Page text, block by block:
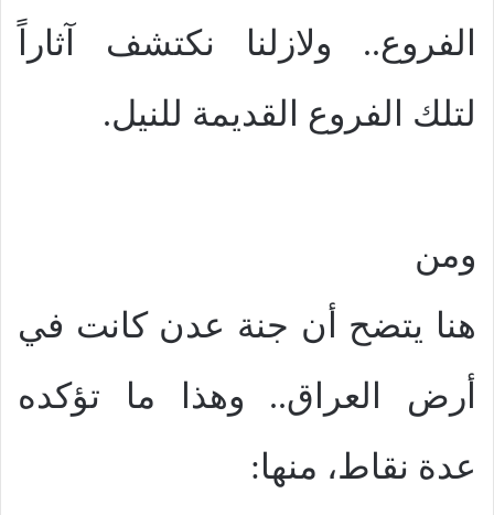
الفروع.. ولازلنا نكتشف آثاراً
لتلك الفروع القديمة للنيل.
ومن
هنا يتضح أن جنة عدن كانت في
أرض العراق.. وهذا ما تؤكده
عدة نقاط، منها: